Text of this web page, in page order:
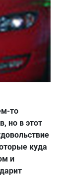
то
но в этот
куда
и